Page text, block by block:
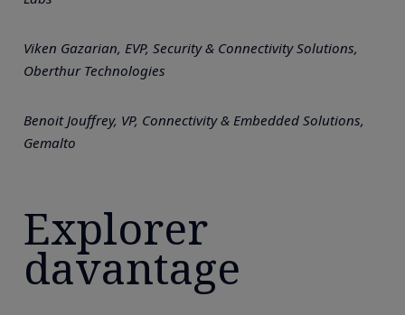
Viken Gazarian, EVP, Security & Connectivity Solutions,
Oberthur Technologies
Benoit Jouffrey, VP, Connectivity & Embedded Solutions,
Gemalto
Explorer
davantage